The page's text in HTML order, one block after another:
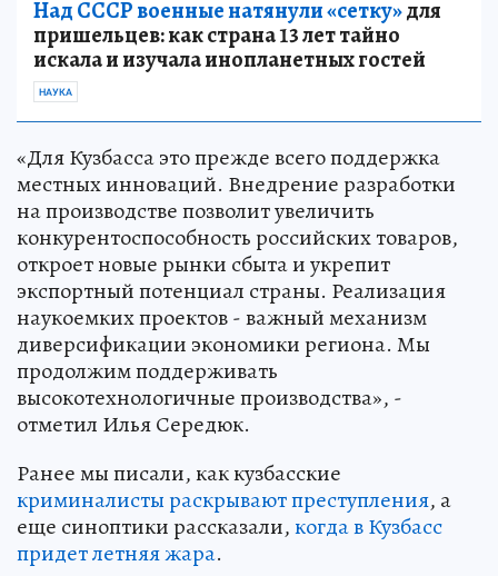
Над СССР военные натянули «сетку»для
пришельцев: как страна 13 лет тайно
искала и изучала инопланетных гостей
НАУКА
«Для Кузбасса это прежде всего поддержка
местных инноваций. Внедрение разработки
на производстве позволит увеличить
конкурентоспособность российских товаров,
откроет новые рынки сбыта и укрепит
экспортный потенциал страны. Реализация
наукоемких проектов - важный механизм
диверсификации экономики региона. Мы
продолжим поддерживать
высокотехнологичные производства», -
отметил Илья Середюк.
Ранее мы писали, как кузбасские
криминалисты раскрывают преступления, а
еще синоптики рассказали,когда в Кузбасс
придет летняя жара.